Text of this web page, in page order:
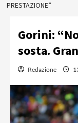
PRESTAZIONE”
Gorini:
sosta.
Redazione